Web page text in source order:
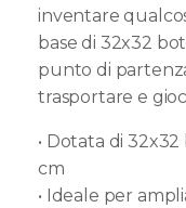
inventare
base di 32x32
punto di
trasportare e
• Dotata di
cm
• Ideale per